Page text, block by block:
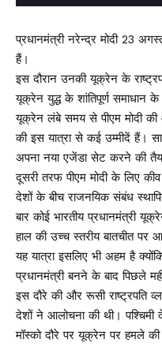
प्रधानमंत्री नरेन्द्र मोदी 23
हैं।
इस दौरान उनकी यूक्रेन के
यूक्रेन युद्ध के शांतिपूर्ण समाधान के
यूक्रेन लंबे समय से पीएम मोदी
की इस यात्रा से कई उम्मीदें हैं।
अपना नया एजेंडा सेट करने की
दूसरी तरफ पीएम मोदी के लिए कीव
देशों के बीच राजनयिक संबंध
बार कोई भारतीय प्रधानमंत्री
हाल की उच्च स्तरीय बातचीत पर
यह यात्रा इसलिए भी अहम है
प्रधानमंत्री बनने के बाद पिछले
इस दौरे की और रूसी राष्ट्रपति
देशों ने आलोचना की थी। पश्चिमी
मॉस्को दौरे पर यूक्रेन पर हमले की